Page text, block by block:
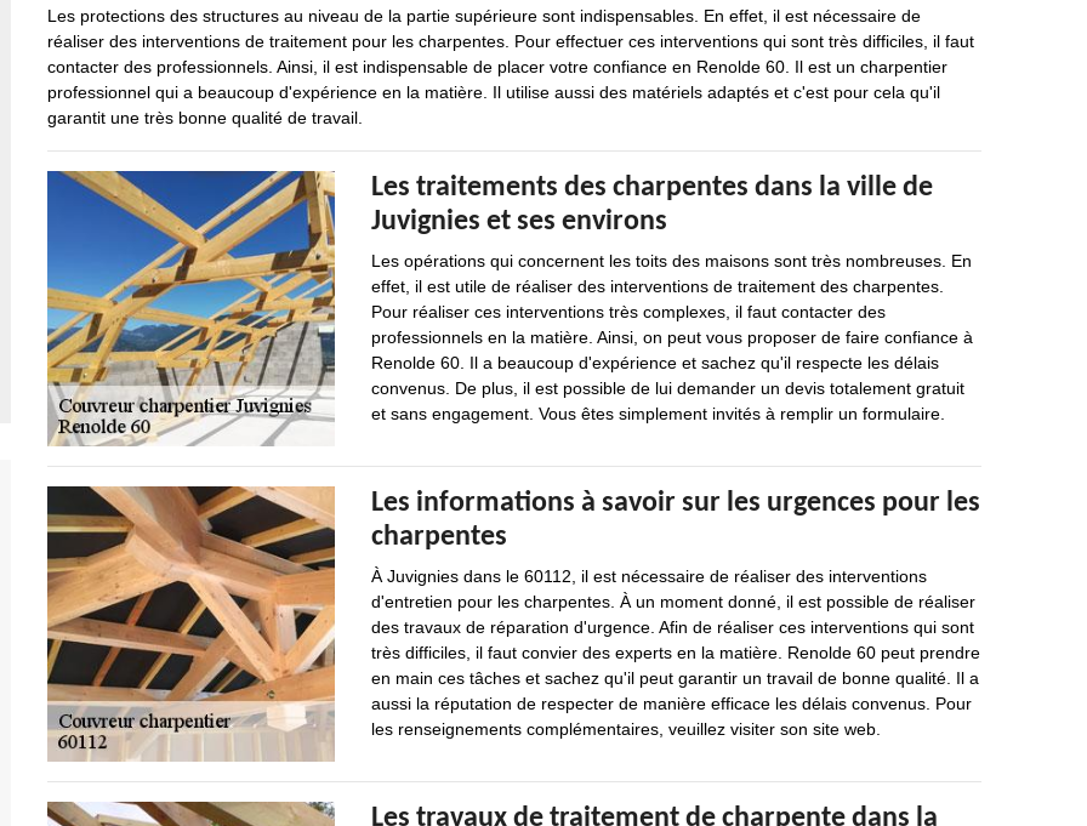
Les protections des structures au niveau de la partie supérieure sont indispensables. En effet, il est nécessaire de
réaliser des interventions de traitement pour les charpentes. Pour effectuer ces interventions qui sont très difficiles, il faut
contacter des professionnels. Ainsi, il est indispensable de placer votre confiance en Renolde 60. Il est un charpentier
professionnel qui a beaucoup d'expérience en la matière. Il utilise aussi des matériels adaptés et c'est pour cela qu'il
garantit une très bonne qualité de travail.
Les traitements des charpentes dans la ville de
Juvignies et ses environs
Les opérations qui concernent les toits des maisons sont très nombreuses. En
effet, il est utile de réaliser des interventions de traitement des charpentes.
Pour réaliser ces interventions très complexes, il faut contacter des
professionnels en la matière. Ainsi, on peut vous proposer de faire confiance à
Renolde 60. Il a beaucoup d'expérience et sachez qu'il respecte les délais
convenus. De plus, il est possible de lui demander un devis totalement gratuit
et sans engagement. Vous êtes simplement invités à remplir un formulaire.
Les informations à savoir sur les urgences pour les
charpentes
À Juvignies dans le 60112, il est nécessaire de réaliser des interventions
d'entretien pour les charpentes. À un moment donné, il est possible de réaliser
des travaux de réparation d'urgence. Afin de réaliser ces interventions qui sont
très difficiles, il faut convier des experts en la matière. Renolde 60 peut prendre
en main ces tâches et sachez qu'il peut garantir un travail de bonne qualité. Il a
aussi la réputation de respecter de manière efficace les délais convenus. Pour
les renseignements complémentaires, veuillez visiter son site web.
Les travaux de traitement de charpente dans la